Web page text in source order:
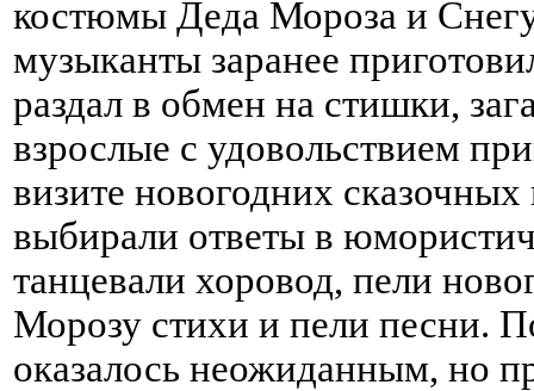
костюмы Деда Мороза и
музыканты заранее
раздал в обмен на стишки,
взрослые с удовольствием
визите новогодних
выбирали ответы в
танцевали хоровод, пели
Морозу стихи и пели песни.
оказалось неожиданным, но